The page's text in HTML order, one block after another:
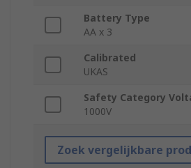
Battery Type
AA x 3
Calibrated
UKAS
Safety Category
1000V
Zoek vergelijkbare